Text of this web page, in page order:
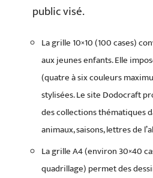
public visé.
La grille 10×10 (100 cases)
aux jeunes enfants. Elle
(quatre à six couleurs
stylisées. Le site Dodocraft
des collections thématiques
animaux, saisons, lettres de
La grille A4 (environ 30×40
quadrillage) permet des